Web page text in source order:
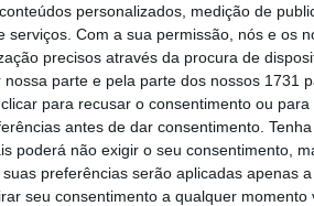
personalizados, medição de
serviços. Com a sua permissão, nós e os
precisos através da procura de
parte e pela parte dos nossos 1731
para recusar o consentimento ou
antes de dar consentimento.
poderá não exigir o seu consentimento,
preferências serão aplicadas apenas
seu consentimento a qualquer